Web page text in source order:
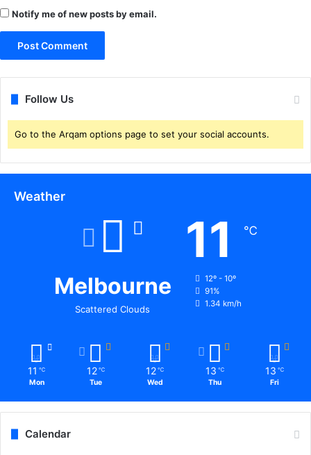
Notify me of new posts by email.
Follow Us
Go to the Arqam options page to set your social accounts.
Weather
Melbourne
Scattered Clouds
11 ℃
12º - 10º
91%
1.34 km/h
11 ℃
Mon
12 ℃
Tue
12 ℃
Wed
13 ℃
Thu
13 ℃
Fri
Calendar